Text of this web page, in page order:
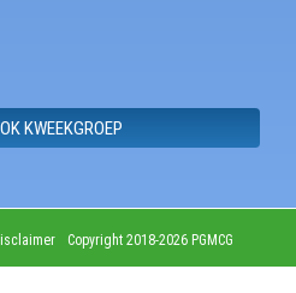
KWEEKGROEP
Copyright 2018-2026 PGMCG